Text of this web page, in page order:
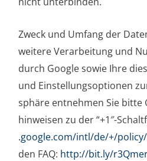
Zweck und Umfang der
wei­te­re Ver­ar­bei­tung und
durch Goog­le sowie Ihre
und Ein­stel­lungs­op­tio­nen
sphä­re ent­neh­men Sie
hin­wei­sen zu der “+1″-
.goog​le​.com/​i​n​t​l​/​d​e​/​+​/​
den FAQ: http://​bit​.ly/​